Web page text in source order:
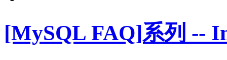
[MySQL FAQ]系列 --